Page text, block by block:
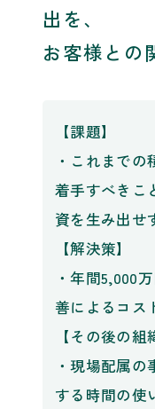
出を、
お客様との
【課題】
・これまで
着手すべきこ
資を生み出せ
【解決策】
・年間5,000
善によるコス
【その後の組
・現場配属
する時間の使